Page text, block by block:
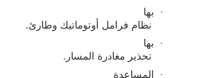
·
بها
نظام فرامل أوتوماتيك وطارئ.
·
بها
تحذير مغادرة المسار.
· المساعدة